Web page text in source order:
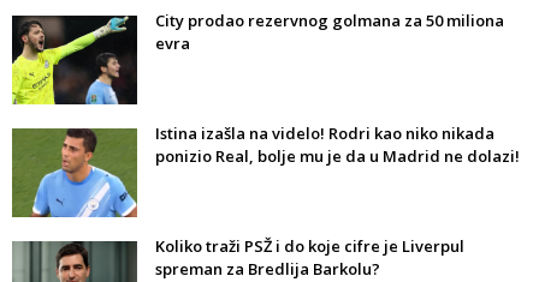
City prodao rezervnog golmana za 50 miliona
evra
Istina izašla na videlo! Rodri kao niko nikada
ponizio Real, bolje mu je da u Madrid ne dolazi!
Koliko traži PSŽ i do koje cifre je Liverpul
spreman za Bredlija Barkolu?